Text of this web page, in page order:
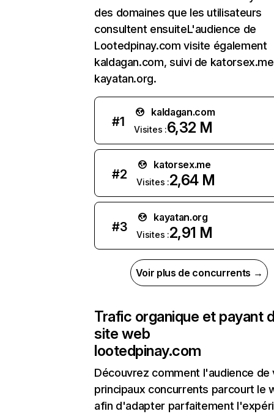
des domaines que les utilisateurs
consultent ensuiteL'audience de
Lootedpinay.com visite également
kaldagan.com, suivi de
kayatan.org.
#1
kaldagan.com
Visites :6,32 M
#2
katorsex.me
Visites :2,64 M
#3
kayatan.org
Visites :2,91 M
Voir plus de concurrents →
Trafic organique et payant
site web
lootedpinay.com
Découvrez comment l'audience de
principaux concurrents parcourt le
afin d'adapter parfaitement